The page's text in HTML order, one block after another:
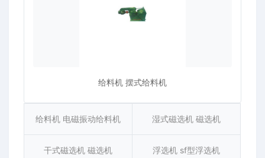
给料机 摆式给料机
给料机 电磁振动给料机 湿式磁选机 磁选机
干式磁选机 磁选机 浮选机 sf型浮选机